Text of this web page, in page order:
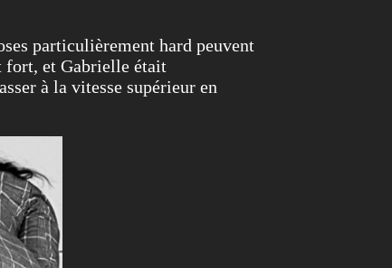
particulièrement hard peuvent
fort, et Gabrielle était
à la vitesse supérieur en